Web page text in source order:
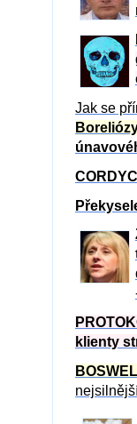
Jak se
Boreliózy
klienty